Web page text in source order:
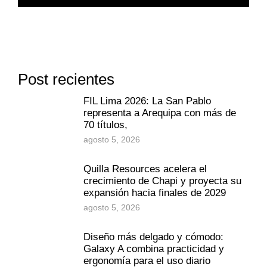
Post recientes
FIL Lima 2026: La San Pablo
representa a Arequipa con más de
70 títulos,
agosto 5, 2026
Quilla Resources acelera el
crecimiento de Chapi y proyecta su
expansión hacia finales de 2029
agosto 5, 2026
Diseño más delgado y cómodo:
Galaxy A combina practicidad y
ergonomía para el uso diario